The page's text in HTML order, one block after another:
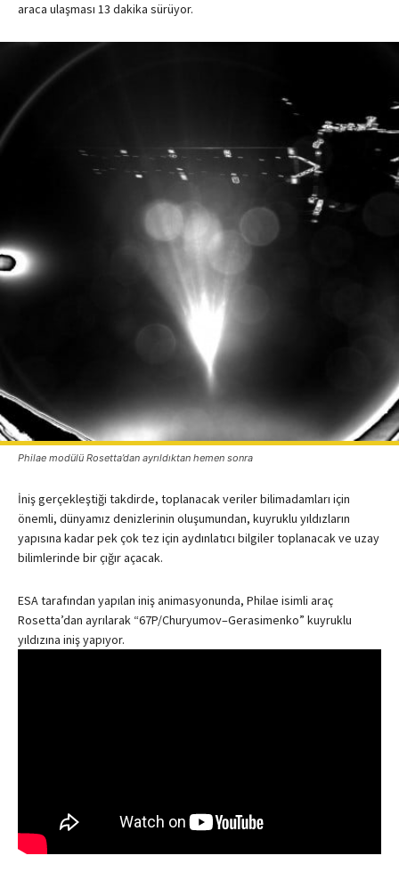
araca ulaşması 13 dakika sürüyor.
Philae modülü Rosetta’dan ayrıldıktan hemen sonra
İniş gerçekleştiği takdirde, toplanacak veriler bilimadamları için
önemli, dünyamız denizlerinin oluşumundan, kuyruklu yıldızların
yapısına kadar pek çok tez için aydınlatıcı bilgiler toplanacak ve uzay
bilimlerinde bir çığır açacak.
ESA tarafından yapılan iniş animasyonunda, Philae isimli araç
Rosetta’dan ayrılarak “67P/Churyumov–Gerasimenko” kuyruklu
yıldızına iniş yapıyor.